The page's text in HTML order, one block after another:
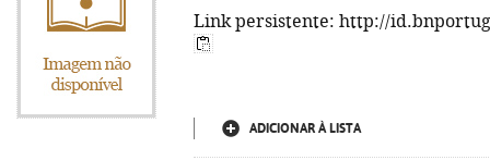
Link persistente: http://
ADICIONAR À LISTA